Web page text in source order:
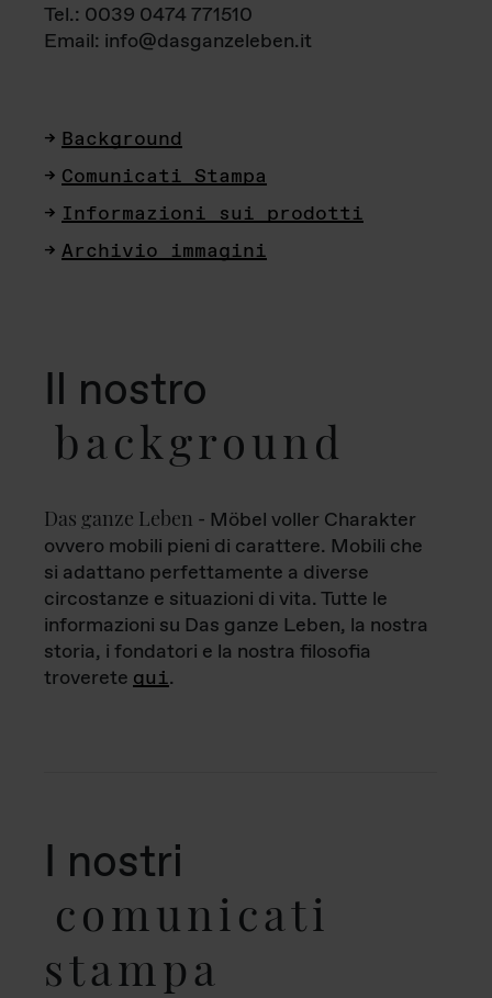
Tel.: 0039 0474 771510
Email: info@dasganzeleben.it
Background
Comunicati Stampa
Informazioni sui prodotti
Archivio immagini
Il nostro
background
Das ganze Leben - Möbel voller Charakter
ovvero mobili pieni di carattere. Mobili che
si adattano perfettamente a diverse
circostanze e situazioni di vita. Tutte le
informazioni su Das ganze Leben, la nostra
storia, i fondatori e la nostra filosofia
troverete qui.
I nostri
comunicati
stampa